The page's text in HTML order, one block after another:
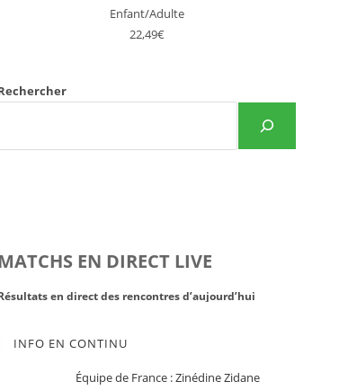
Enfant/Adulte
22,49€
EN DIRECT LIVE
en direct des rencontres d’aujourd’hui
INFO EN CONTINU
Équipe de France : Zinédine Zidane